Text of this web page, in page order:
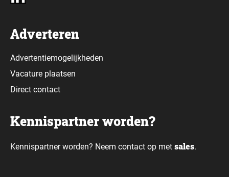
Adverteren
Advertentiemogelijkheden
Vacature plaatsen
Direct contact
Kennispartner worden?
Kennispartner worden? Neem contact op met sales.